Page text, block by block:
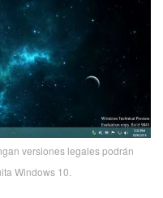
versiones legales podrán
Windows 10.